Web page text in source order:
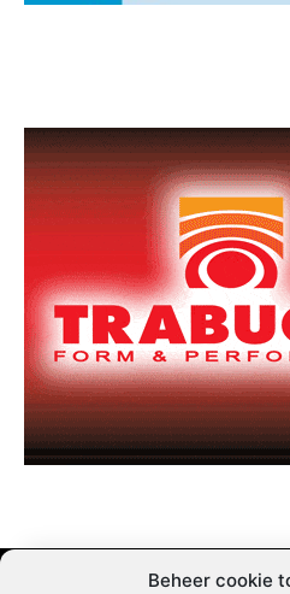
Beheer cookie